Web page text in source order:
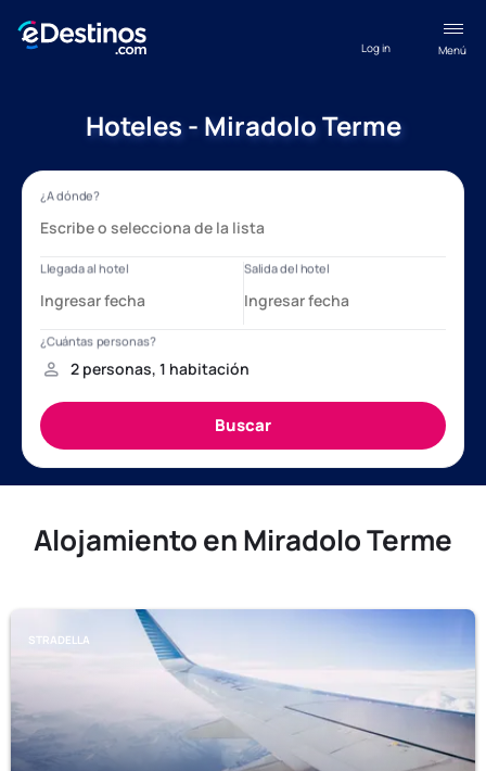
Menú
Log in
Hoteles - Miradolo Terme
Alojamiento en Miradolo Terme
STRADELLA